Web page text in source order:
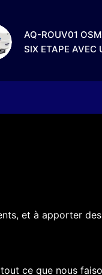
AQ-ROUV01
SIX ETAPE AVEC
et à apporter
ce que nous